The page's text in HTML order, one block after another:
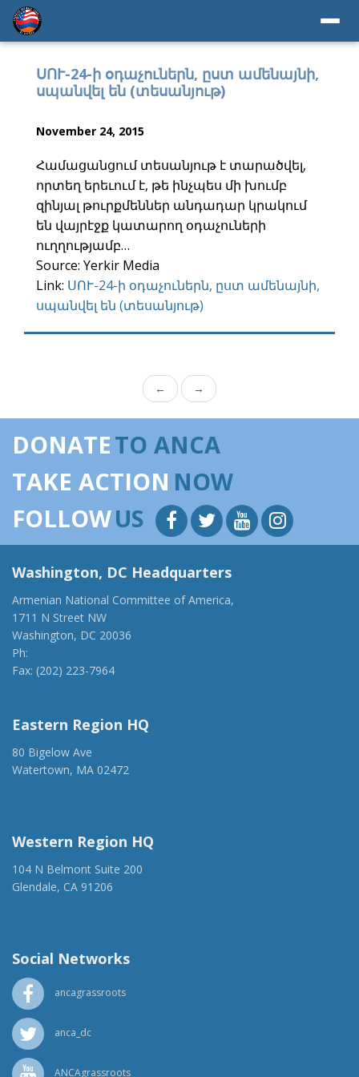
ՍՈՒ-24-ի օդաչուներն, ըստ ամենայնի,
սպանվել են (տեսանյութ)
November 24, 2015
Համացանցում տեսանյութ է տարածվել,
որտեղ երեւում է, թե ինչպես մի խումբ
զինյալ թուրքմեններ անդադար կրակում
են վայրէջք կատարող օդաչուների
ուղղությամբ…
Source: Yerkir Media
Link: ՍՈՒ-24-ի օդաչուներն, ըստ ամենայնի,
սպանվել են (տեսանյութ)
← →
DONATETO ANCA
TAKE ACTION NOW
FOLLOWUS
Washington, DC Headquarters
Armenian National Committee of America,
1711 N Street NW
Washington, DC 20036
Ph:
Fax: (202) 223-7964
Eastern Region HQ
80 Bigelow Ave
Watertown, MA 02472
Western Region HQ
104 N Belmont Suite 200
Glendale, CA 91206
Social Networks
ancagrassroots
anca_dc
ANCAgrassroots